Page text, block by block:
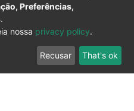
Preferências,
.
nossa privacy policy.
Recusar That's ok